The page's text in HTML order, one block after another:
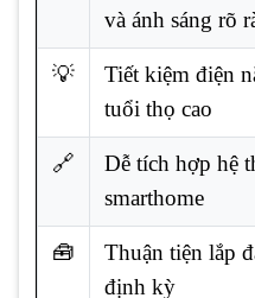
và ánh sáng rõ
💡
Tiết kiệm điện
tuổi thọ cao
🔗
Dễ tích hợp hệ
smarthome
🧰
Thuận tiện lắp
định kỳ